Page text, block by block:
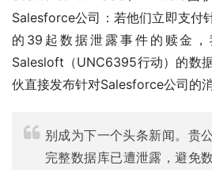
Salesforce公司：若他们立即支付
的39起数据泄露事件的赎金
Salesloft（UNC6395行动）的数
伙直接发布针对Salesforce公司的消
别成为下一个头条新闻。贵
完整数据库已遭泄露，避免